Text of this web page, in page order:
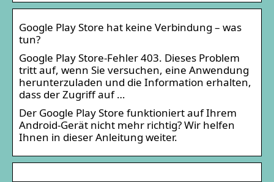
Google Play Store hat keine Verbindung – was
tun?
Google Play Store-Fehler 403. Dieses Problem
tritt auf, wenn Sie versuchen, eine Anwendung
herunterzuladen und die Information erhalten,
dass der Zugriff auf …
Der Google Play Store funktioniert auf Ihrem
Android-Gerät nicht mehr richtig? Wir helfen
Ihnen in dieser Anleitung weiter.